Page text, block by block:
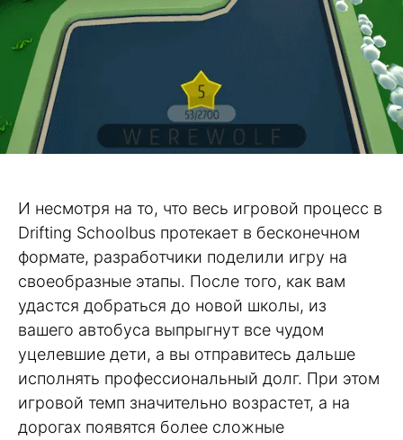
И несмотря на то, что весь игровой процесс в
Drifting Schoolbus протекает в бесконечном
формате, разработчики поделили игру на
своеобразные этапы. После того, как вам
удастся добраться до новой школы, из
вашего автобуса выпрыгнут все чудом
уцелевшие дети, а вы отправитесь дальше
исполнять профессиональный долг. При этом
игровой темп значительно возрастет, а на
дорогах появятся более сложные